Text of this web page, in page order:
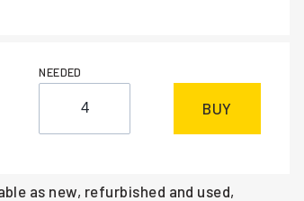
NEEDED
BUY
as new, refurbished and used,